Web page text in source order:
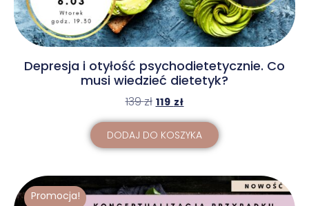
Depresja i otyłość psychodietetycznie. Co
musi wiedzieć dietetyk?
139zł 119 zł
DODAJ DO KOSZYKA
Promocja!